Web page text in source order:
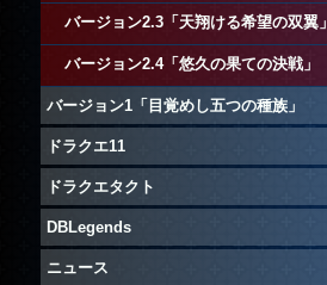
バージョン2.3「天翔ける希望の双翼」
バージョン2.4「悠久の果ての決戦」
バージョン1「目覚めし五つの種族」
ドラクエ11
ドラクエタクト
DBLegends
ニュース